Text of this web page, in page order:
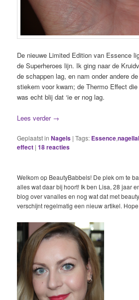
De nieuwe Limited Edition van Essence
de Superheroes lijn. Ik ging naar de
de schappen lag, en nam onder andere
stiekem voor kwam; de Thermo Effect
was echt blij dat ‘ie er nog lag.
Lees verder →
Geplaatst in Nagels |Tags: Essence,
effect |18reacties
Welkom op BeautyBabbels! De plek om te
alles wat daar bij hoort! Ik ben Lisa, 28 jaar
blog over vanalles en nog wat dat met
verschijnt regelmatig een nieuw artikel.